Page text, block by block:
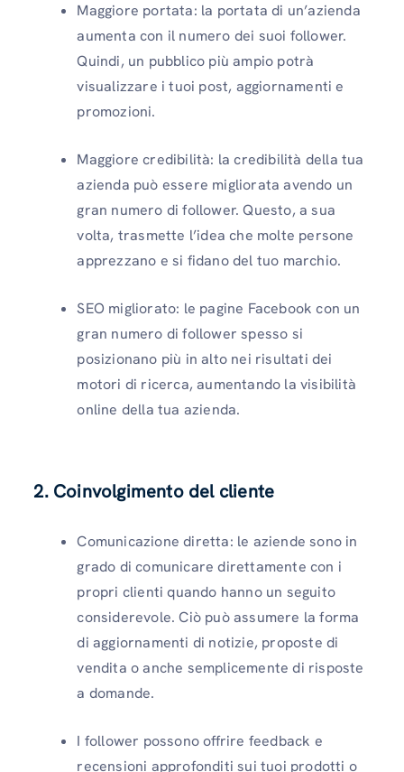
Maggiore portata: la portata di un’azienda
aumenta con il numero dei suoi follower.
Quindi, un pubblico più ampio potrà
visualizzare i tuoi post, aggiornamenti e
promozioni.
Maggiore credibilità: la credibilità della tua
azienda può essere migliorata avendo un
gran numero di follower. Questo, a sua
volta, trasmette l’idea che molte persone
apprezzano e si fidano del tuo marchio.
SEO migliorato: le pagine Facebook con un
gran numero di follower spesso si
posizionano più in alto nei risultati dei
motori di ricerca, aumentando la visibilità
online della tua azienda.
2. Coinvolgimento del cliente
Comunicazione diretta: le aziende sono in
grado di comunicare direttamente con i
propri clienti quando hanno un seguito
considerevole. Ciò può assumere la forma
di aggiornamenti di notizie, proposte di
vendita o anche semplicemente di risposte
a domande.
I follower possono offrire feedback e
recensioni approfonditi sui tuoi prodotti o